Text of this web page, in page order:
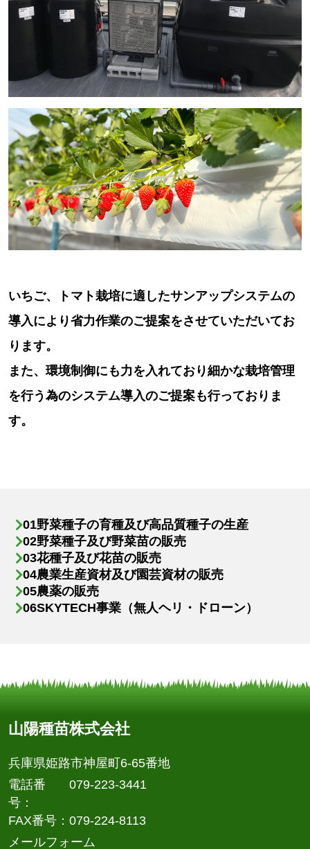
いちご、トマト栽培に適したサンアップシステムの
導入により省力作業のご提案をさせていただいてお
ります。
また、環境制御にも力を入れており細かな栽培管理
を行う為のシステム導入のご提案も行っておりま
す。
野菜種子の育種及び高品質種子の生産
野菜種子及び野菜苗の販売
花種子及び花苗の販売
農業生産資材及び園芸資材の販売
農薬の販売
SKYTECH事業（無人ヘリ・ドローン）
山陽種苗株式会社
兵庫県姫路市神屋町6-65番地
電話番
号
079-223-3441
FAX番号
079-224-8113
メールフォーム